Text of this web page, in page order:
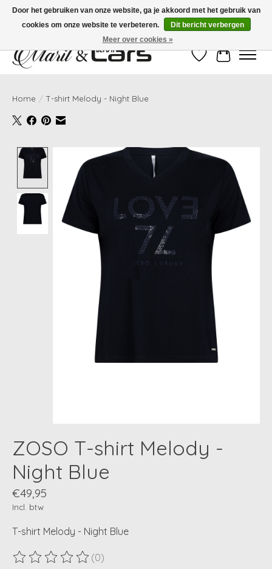
Gratis verzending vanaf €99,- | Voor 16:00 uur besteld, vandaag verzonden!
Verlanglijst
Home / T-shirt Melody - Night Blue
Product image slideshow Items
ZOSO T-shirt Melody -
Night Blue
€49,95
Incl. btw
T-shirt Melody - Night Blue
De beoordeling van dit product is
(0)
Door het gebruiken van onze website, ga je akkoord met het gebruik van
cookies om onze website te verbeteren.
Dit bericht verbergen
Meer over cookies »